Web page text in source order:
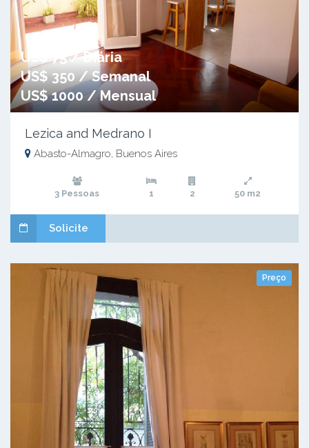
US$ 75 / Diária
US$ 350 / Semanal
US$ 1000 / Mensual
Lezica and Medrano I
Abasto-Almagro, Buenos Aires
3 Pessoas 1 2 50 m2
Solicite
Preço